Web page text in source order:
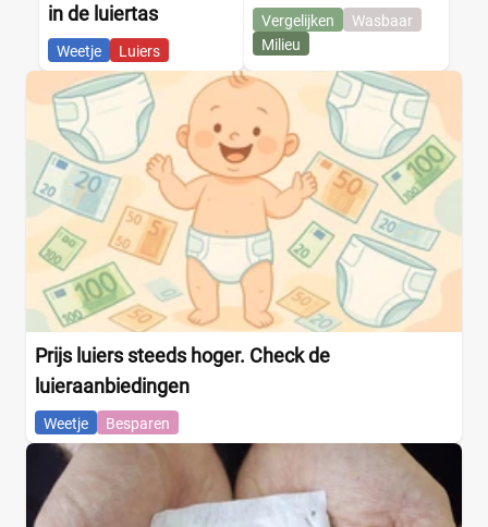
in de luiertas
Weetje Luiers
Vergelijken
Wasbaar
Milieu
Prijs luiers steeds hoger. Check de
luieraanbiedingen
Weetje Besparen